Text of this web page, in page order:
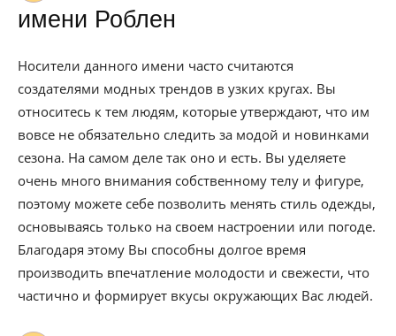
имени Роблен
Носители данного имени часто считаются
создателями модных трендов в узких кругах. Вы
относитесь к тем людям, которые утверждают, что им
вовсе не обязательно следить за модой и новинками
сезона. На самом деле так оно и есть. Вы уделяете
очень много внимания собственному телу и фигуре,
поэтому можете себе позволить менять стиль одежды,
основываясь только на своем настроении или погоде.
Благодаря этому Вы способны долгое время
производить впечатление молодости и свежести, что
частично и формирует вкусы окружающих Вас людей.